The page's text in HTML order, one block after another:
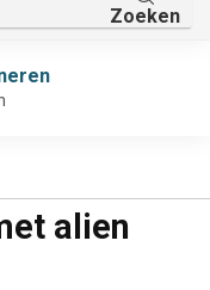
Zoeken
alien